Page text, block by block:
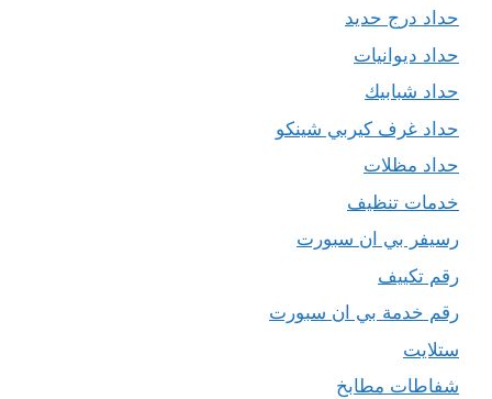
حداد درج حديد
حداد ديوانيات
حداد شبابيك
حداد غرف كيربي شينكو
حداد مظلات
خدمات تنظيف
رسيفر بي ان سبورت
رقم تكييف
رقم خدمة بي ان سبورت
ستلايت
شفاطات مطابخ